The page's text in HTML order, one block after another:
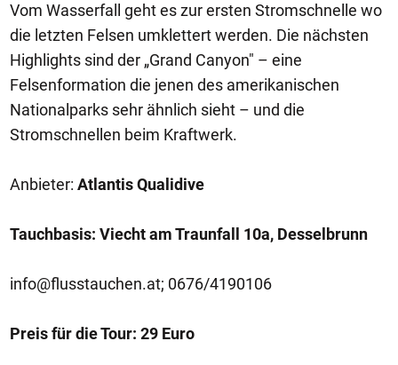
Vom Wasserfall geht es zur ersten Stromschnelle wo
die letzten Felsen umklettert werden. Die nächsten
Highlights sind der „Grand Canyon" – eine
Felsenformation die jenen des amerikanischen
Nationalparks sehr ähnlich sieht – und die
Stromschnellen beim Kraftwerk.
Anbieter: Atlantis Qualidive
Tauchbasis: Viecht am Traunfall 10a, Desselbrunn
info@flusstauchen.at; 0676/4190106
Preis für die Tour: 29 Euro